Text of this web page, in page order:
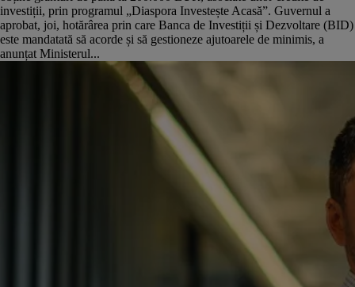
investiții, prin programul „Diaspora Investește Acasă”. Guvernul a
aprobat, joi, hotărârea prin care Banca de Investiții și Dezvoltare (BID)
este mandatată să acorde și să gestioneze ajutoarele de minimis, a
anunțat Ministerul...